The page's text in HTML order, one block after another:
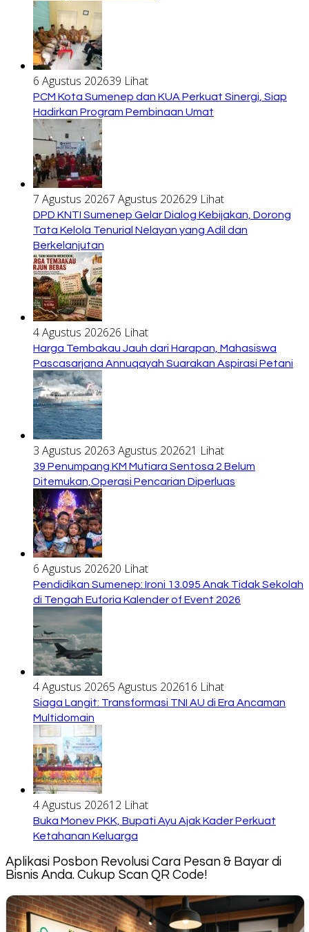
6 Agustus 202639 Lihat
PCM Kota Sumenep dan KUA Perkuat Sinergi, Siap
Hadirkan Program Pembinaan Umat
7 Agustus 20267 Agustus 202629 Lihat
DPD KNTI Sumenep Gelar Dialog Kebijakan, Dorong
Tata Kelola Tenurial Nelayan yang Adil dan
Berkelanjutan
4 Agustus 202626 Lihat
Harga Tembakau Jauh dari Harapan, Mahasiswa
Pascasarjana Annuqayah Suarakan Aspirasi Petani
3 Agustus 20263 Agustus 202621 Lihat
39 Penumpang KM Mutiara Sentosa 2 Belum
Ditemukan,Operasi Pencarian Diperluas
6 Agustus 202620 Lihat
Pendidikan Sumenep: Ironi 13.095 Anak Tidak Sekolah
di Tengah Euforia Kalender of Event 2026
4 Agustus 20265 Agustus 202616 Lihat
Siaga Langit: Transformasi TNI AU di Era Ancaman
Multidomain
4 Agustus 202612 Lihat
Buka Monev PKK, Bupati Ayu Ajak Kader Perkuat
Ketahanan Keluarga
Aplikasi Posbon Revolusi Cara Pesan & Bayar di
Bisnis Anda. Cukup Scan QR Code!